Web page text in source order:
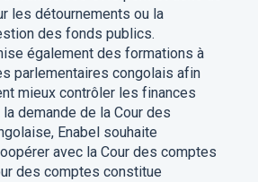
les détournements ou la
des fonds publics.
également des formations à
parlementaires congolais afin
mieux contrôler les finances
demande de la Cour des
Enabel souhaite
avec la Cour des comptes
des comptes constitue